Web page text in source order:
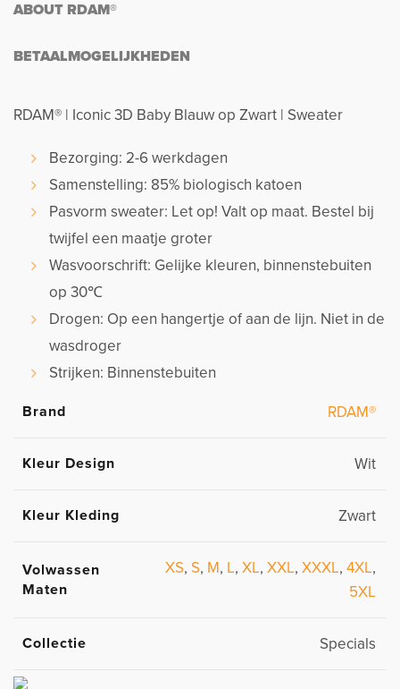
ABOUT RDAM®
BETAALMOGELIJKHEDEN
RDAM® | Iconic 3D Baby Blauw op Zwart | Sweater
Bezorging: 2-6 werkdagen
Samenstelling: 85% biologisch katoen
Pasvorm sweater: Let op! Valt op maat. Bestel bij
twijfel een maatje groter
Wasvoorschrift: Gelijke kleuren, binnenstebuiten
op 30℃
Drogen: Op een hangertje of aan de lijn. Niet in de
wasdroger
Strijken: Binnenstebuiten
Brand RDAM®
Kleur Design Wit
Kleur Kleding Zwart
Volwassen
Maten
XS, S, M, L, XL, XXL, XXXL, 4XL,
5XL
Collectie Specials